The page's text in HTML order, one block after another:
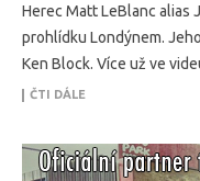
Herec Matt LeBlanc alias
prohlídku Londýnem.
Ken Block. Více už ve
ČTI DÁLE